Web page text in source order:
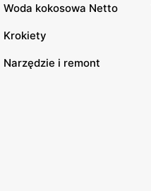
Woda kokosowa Netto
Krokiety
Narzędzie i remont